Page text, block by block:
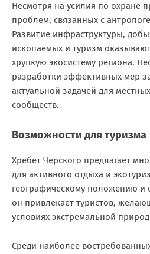
Несмотря на усилия по охране
проблем, связанных с
Развитие инфраструктуры,
ископаемых и туризм
хрупкую экосистему региона.
разработки эффективных мер
актуальной задачей для
сообществ.
Возможности для туризма
Хребет Черского предлагает
для активного отдыха и
географическому положению и
он привлекает туристов,
условиях экстремальной
Среди наиболее